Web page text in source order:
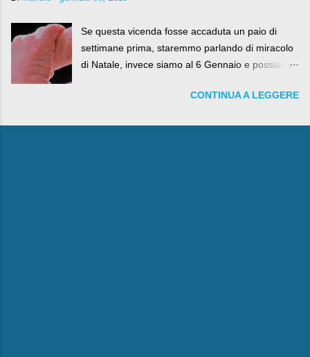
Se questa vicenda fosse accaduta un paio di
settimane prima, staremmo parlando di miracolo
di Natale, invece siamo al 6 Gennaio e possiamo
e la Befana, visto il lieto epilogo della vicenda.
CONTINUA A LEGGERE